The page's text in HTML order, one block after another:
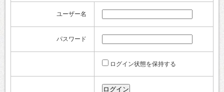
ユーザー名
パスワード
ログイン状態を保持する